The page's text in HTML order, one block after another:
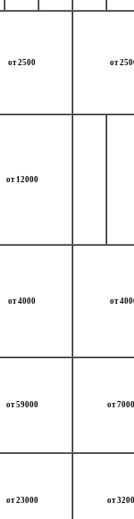
от 2500 от
от 12000
от 4000 от
от 59000 от
от 23000 от